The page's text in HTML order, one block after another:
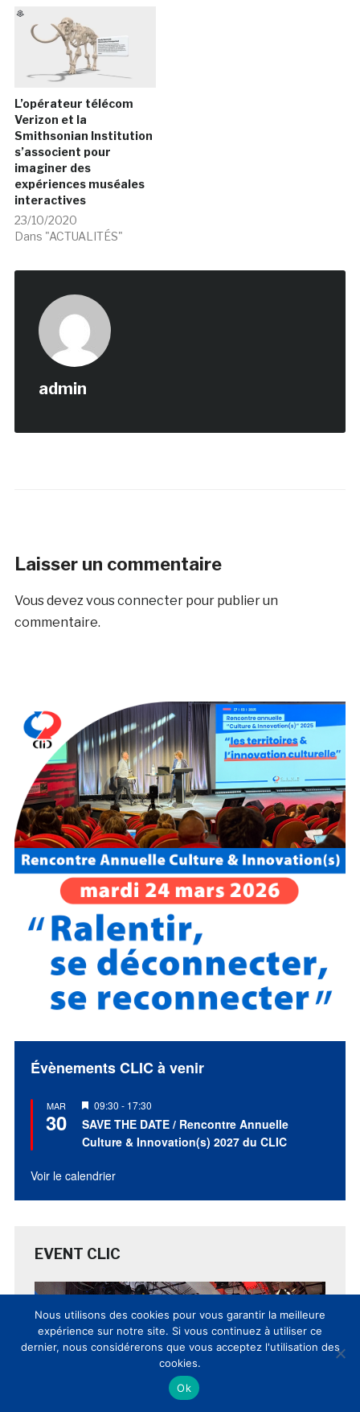
L’opérateur télécom
Verizon et la
Smithsonian Institution
s’associent pour
imaginer des
expériences muséales
interactives
23/10/2020
Dans "ACTUALITÉS"
admin
Laisser un commentaire
Vous devezvous connecterpour publier un
commentaire.
Évènements CLIC à venir
MAR
30
Mis
en
avant
09:30 - 17:30
SAVE THE DATE / Rencontre Annuelle
Culture & Innovation(s) 2027 du CLIC
Voir le calendrier
EVENT CLIC
Nous utilisons des cookies pour vous garantir la meilleure
expérience sur notre site. Si vous continuez à utiliser ce
dernier, nous considérerons que vous acceptez l'utilisation des
cookies.
Ok